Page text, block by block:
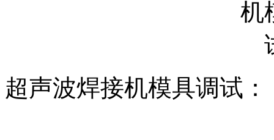
超声波焊接机模具调试：